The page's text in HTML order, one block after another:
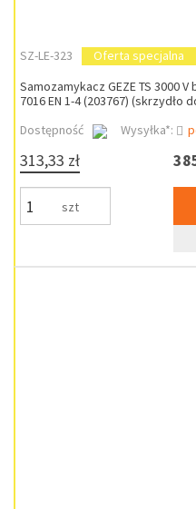
SZ-LE-323
Oferta specjalna
Samozamykacz GEZE TS 3000
7016 EN 1-4 (203767) (skrzydło
Dostępność
Wysyłka*:
313,33 zł
szt